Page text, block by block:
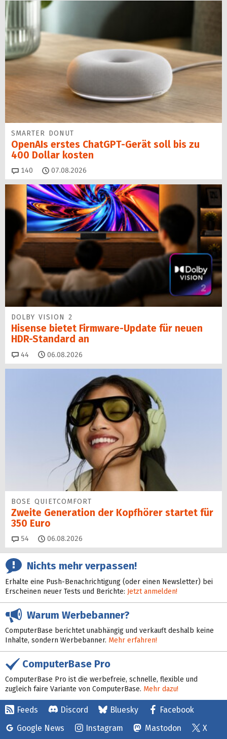
SMARTER DONUT
OpenAIs erstes ChatGPT-Gerät soll bis zu
400 Dollar kosten
140 Kommentare
07.08.2026
DOLBY VISION 2
Hisense bietet Firmware-Update für neuen
HDR-Standard an
44 Kommentare
06.08.2026
BOSE QUIETCOMFORT
Zweite Generation der Kopfhörer startet für
350 Euro
54 Kommentare
06.08.2026
Nichts mehr verpassen!
Erhalte eine Push-Benachrichtigung (oder einen Newsletter) bei
Erscheinen neuer Tests und Berichte: Jetzt anmelden!
Warum Werbebanner?
ComputerBase berichtet unabhängig und verkauft deshalb keine
Inhalte, sondern Werbebanner. Mehr erfahren!
ComputerBase Pro
ComputerBase Pro ist die werbefreie, schnelle, flexible und
zugleich faire Variante von ComputerBase. Mehr dazu!
Feeds Discord Bluesky
Facebook
Google News
Instagram Mastodon X